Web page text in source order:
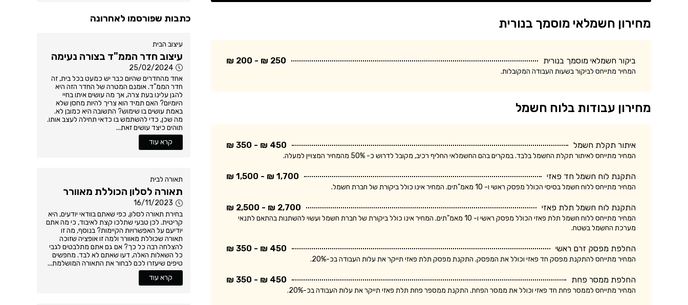
מחירון חשמלאי מוסמך בנורית
ביקור חשמלאי מוסמך בנורית 250 ₪ - 200 ₪
המחיר מתייחס לביקור בשעות העבודה המקובלות.
מחירון עבודות בלוח חשמל
איתור תקלת חשמל 450 ₪ - 350 ₪
המחיר מתייחס לאיתור תקלת החשמל בלבד. במקרים בהם החשמלאי החליף רכיב, מקובל לדרוש כ- 50% מהמחיר המצויין למעלה.
התקנת לוח חשמל חד פאזי 1,700 ₪ - 1,500 ₪
המחיר מתייחס ללוח חשמל בסיסי הכולל מפסק ראשי ו- 10 מאמ"תים. המחיר אינו כולל ביקורת של חברת חשמל.
התקנת לוח חשמל תלת פאזי 2,700 ₪ - 2,500 ₪
המחיר מתייחס ללוח חשמל תלת פאזי הכולל מפסק ראשי ו- 10 מאמ"תים. המחיר אינו כולל ביקורת של חברת חשמל ועשוי להשתנות בהתאם לתנאי
מערכת החשמל בשטח.
החלפת מפסק זרם ראשי 450 ₪ - 350 ₪
המחיר מתייחס להתקנת מפסק חד פאזי וכולל את המפסק. התקנת מפסק תלת פאזי תייקר את עלות העבודה בכ-20%.
החלפת ממסר פחת 450 ₪ - 350 ₪
המחיר מתייחס לממסר פחת חד פאזי וכולל את ממסר הפחת. התקנת ממספר פחת תלת פאזי תייקר את עלות העבודה בכ-20%.
כתבות שפורסמו לאחרונה
עיצוב הבית
עיצוב חדר הממ"ד בצורה נעימה
25/02/2024
אחד מהחדרים שהיום כבר יש כמעט בכל בית, זה
חדר הממ"ד. אומנם המטרה של החדר הזה היא
להגן עלינו בעת צרה, אך מה עושים איתו בחיי
היומיום? האם תמיד הוא צריך להיות מחסן שלא
באמת עושים בו שימוש? התשובה היא כמובן לא.
מה שכן, כדי להשתמש בו כדאי תחילה לעצב אותו.
תוהים כיצד עושים זאת...
קרא עוד
תאורה לבית
תאורה לסלון הכוללת מאוורר
16/11/2023
בחירת תאורה לסלון, כפי שאתם בוודאי יודעים, היא
קריטית. לכן טבעי שתלכו קצת לאיבוד, כי מה אתם
יודיעם על האפשרויות הקיימות? בנוסף, מה זו
תאורה שכוללת מאוורר ולמה זו אופציה שזוכה
להצלחה רבה כל כך? אם גם אתם מתלבטים לגבי
כל השאלות האלה, דעו שאתם לא לבד. מחפשים
טיפים שיעזרו לכם לבחור את התאורה המושלמת...
קרא עוד